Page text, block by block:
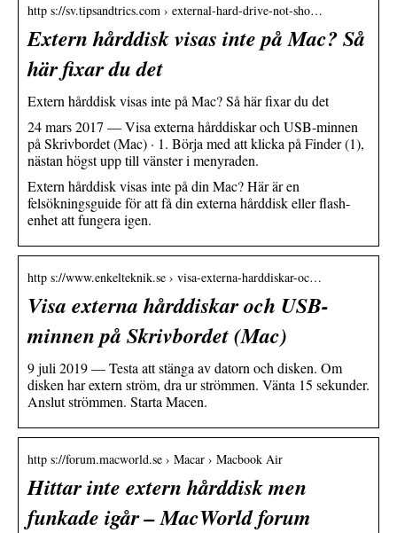
http s://sv.tipsandtrics.com › external-hard-drive-not-sho…
Extern hårddisk visas inte på Mac? Så
här fixar du det
Extern hårddisk visas inte på Mac? Så här fixar du det
24 mars 2017 — Visa externa hårddiskar och USB-minnen
på Skrivbordet (Mac) · 1. Börja med att klicka på Finder (1),
nästan högst upp till vänster i menyraden.
Extern hårddisk visas inte på din Mac? Här är en
felsökningsguide för att få din externa hårddisk eller flash-
enhet att fungera igen.
http s://www.enkelteknik.se › visa-externa-harddiskar-oc…
Visa externa hårddiskar och USB-
minnen på Skrivbordet (Mac)
9 juli 2019 — Testa att stänga av datorn och disken. Om
disken har extern ström, dra ur strömmen. Vänta 15 sekunder.
Anslut strömmen. Starta Macen.
http s://forum.macworld.se › Macar › Macbook Air
Hittar inte extern hårddisk men
funkade igår – MacWorld forum